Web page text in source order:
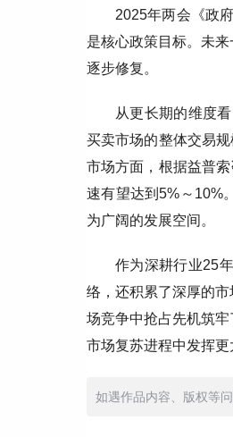
2025年两会《政
是核心政策目标。未
逐步修复。
从更长期的维度
买卖市场的整体交易
市场方面，根据益普
速有望达到5%～10%
为广阔的发展空间。
作为深耕行业25
络，还积累了深厚的
场竞争中抢占先机筑
市场复苏进程中发挥
如遇作品内容、版权等